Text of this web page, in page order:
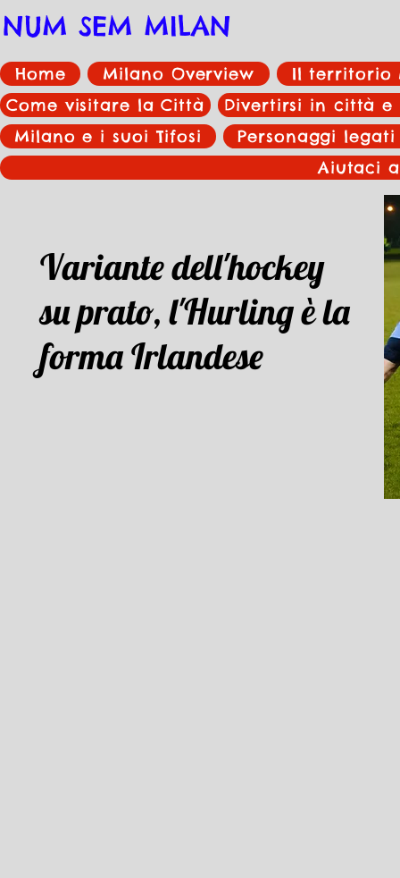
NUM SEM MILAN
Home Milano Overview
Il territorio
Come visitare la Città
Divertirsi in città
Milano e i suoi Tifosi
Personaggi
Aiutaci
Variante dell'hockey
su prato, l'Hurling è la
forma Irlandese